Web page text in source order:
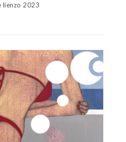
lienzo 2023